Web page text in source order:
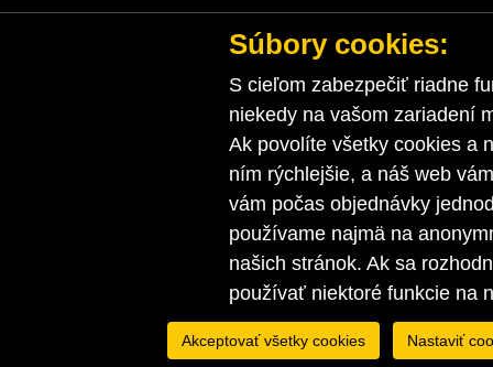
Súbory cookies:
S cieľom zabezpečiť riadne
niekedy na vašom zariadení
Ak povolíte všetky cookies a
ním rýchlejšie, a náš web
vám počas objednávky
používame najmä na
našich stránok. Ak sa
používať niektoré funkcie na
Akceptovať všetky cookies Nastaviť